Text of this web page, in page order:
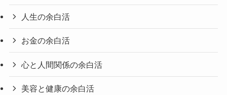
人生の余白活
お金の余白活
心と人間関係の余白活
美容と健康の余白活